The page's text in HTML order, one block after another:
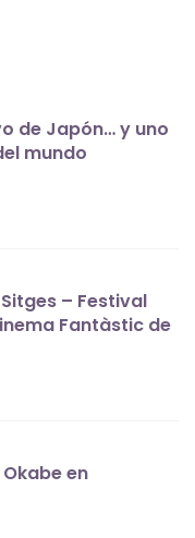
de Japón… y uno
mundo
– Festival
Fantàstic de
en